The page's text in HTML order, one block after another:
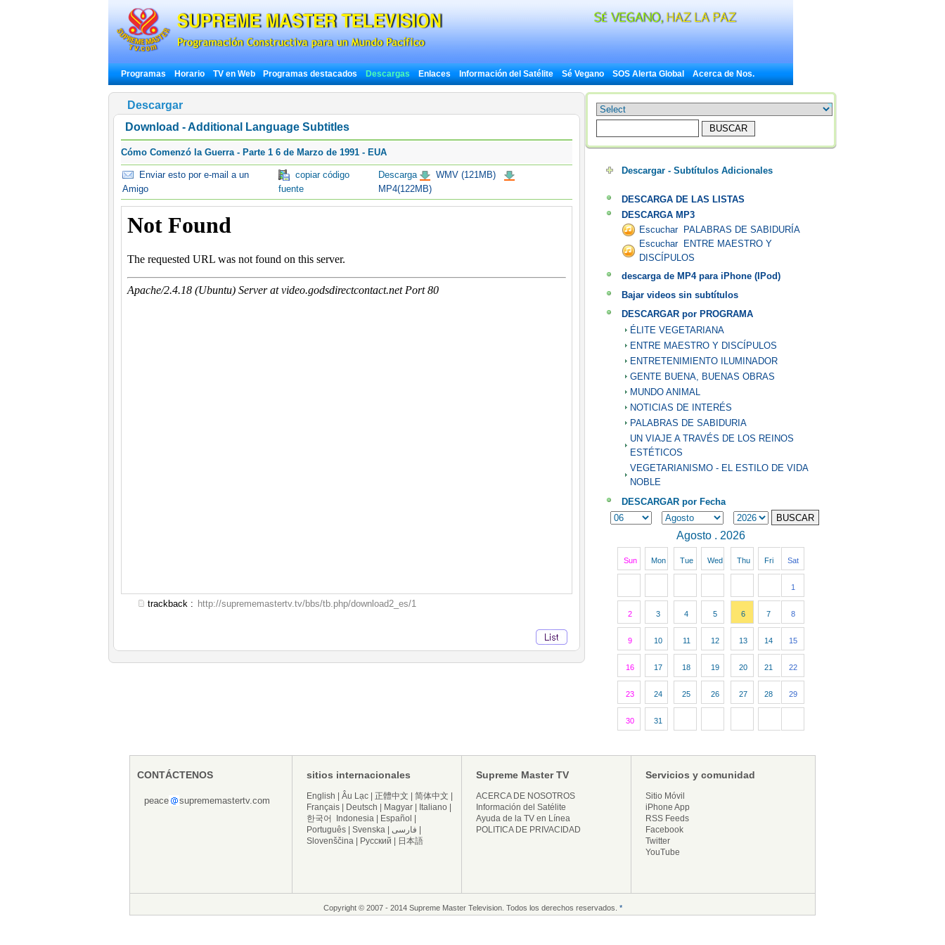
Programas Horario TV en Web Programas destacados Descargas Enlaces Información del Satélite Sé Vegano SOS Alerta Global Acerca de Nos.
Descargar
Download - Additional Language Subtitles
Cómo Comenzó la Guerra - Parte 1 6 de Marzo de 1991 - EUA
Enviar esto por e-mail a un
Amigo
copiar código
fuente
Descarga
WMV (121MB)
MP4(122MB)
trackback : http://suprememastertv.tv/bbs/tb.php/download2_es/1
Descargar - Subtítulos Adicionales
DESCARGA DE LAS LISTAS
DESCARGA MP3
Escuchar PALABRAS DE SABIDURÍA
Escuchar ENTRE MAESTRO Y
DISCÍPULOS
descarga de MP4 para iPhone (IPod)
Bajar videos sin subtítulos
DESCARGAR por PROGRAMA
ÉLITE VEGETARIANA
ENTRE MAESTRO Y DISCÍPULOS
ENTRETENIMIENTO ILUMINADOR
GENTE BUENA, BUENAS OBRAS
MUNDO ANIMAL
NOTICIAS DE INTERÉS
PALABRAS DE SABIDURIA
UN VIAJE A TRAVÉS DE LOS REINOS
ESTÉTICOS
VEGETARIANISMO - EL ESTILO DE VIDA
NOBLE
DESCARGAR por Fecha
Agosto . 2026
Sun Mon Tue Wed Thu Fri Sat
1
2 3 4 5 6 7 8
9 10 11 12 13 14 15
16 17 18 19 20 21 22
23 24 25 26 27 28 29
30 31
CONTÁCTENOS
peace suprememastertv.com
sitios internacionales
English Âu Lạc 正體中文 简体中文
Français
Deutsch Magyar Italiano
한국어
Indonesia Español
Português
Svenska فارسی
Slovenščina
Русский 日本語
Supreme Master TV
ACERCA DE NOSOTROS
Información del Satélite
Ayuda de la TV en Línea
POLITICA DE PRIVACIDAD
Servicios y comunidad
Sitio Móvil
iPhone App
RSS Feeds
Facebook
Twitter
YouTube
Copyright © 2007 - 2014 Supreme Master Television. Todos los derechos reservados. *